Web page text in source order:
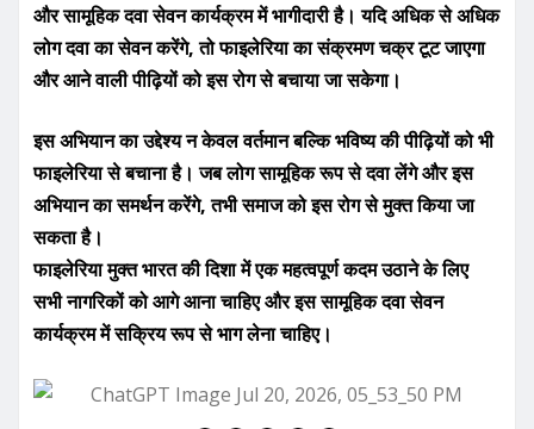
और सामूहिक दवा सेवन कार्यक्रम में भागीदारी है। यदि अधिक से अधिक
लोग दवा का सेवन करेंगे, तो फाइलेरिया का संक्रमण चक्र टूट जाएगा
और आने वाली पीढ़ियों को इस रोग से बचाया जा सकेगा।
इस अभियान का उद्देश्य न केवल वर्तमान बल्कि भविष्य की पीढ़ियों को भी
फाइलेरिया से बचाना है। जब लोग सामूहिक रूप से दवा लेंगे और इस
अभियान का समर्थन करेंगे, तभी समाज को इस रोग से मुक्त किया जा
सकता है।
फाइलेरिया मुक्त भारत की दिशा में एक महत्वपूर्ण कदम उठाने के लिए
सभी नागरिकों को आगे आना चाहिए और इस सामूहिक दवा सेवन
कार्यक्रम में सक्रिय रूप से भाग लेना चाहिए।